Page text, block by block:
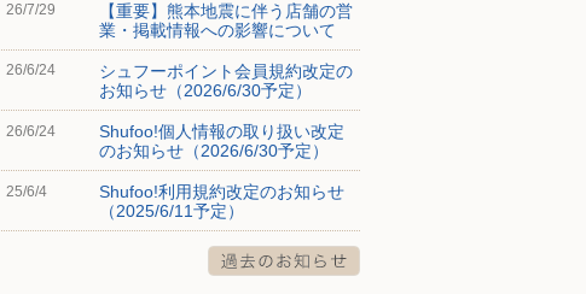
26/7/29
【重要】熊本地震に伴う店舗の営
業・掲載情報への影響について
26/6/24
シュフーポイント会員規約改定の
お知らせ（2026/6/30予定）
26/6/24
Shufoo!個人情報の取り扱い改定
のお知らせ（2026/6/30予定）
25/6/4
Shufoo!利用規約改定のお知らせ
（2025/6/11予定）